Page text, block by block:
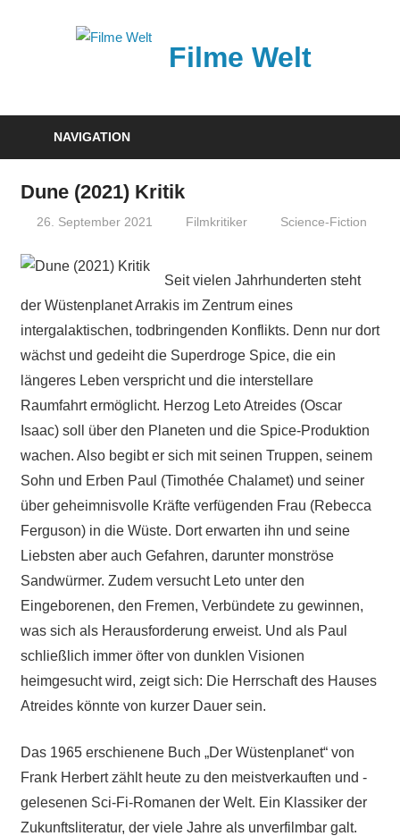
Filme Welt
aktuellen
Kinofilmen
NAVIGATION
Dune (2021) Kritik
26. September 2021 Filmkritiker Science-Fiction
Seit vielen Jahrhunderten steht
der Wüstenplanet Arrakis im Zentrum eines
intergalaktischen, todbringenden Konflikts. Denn nur dort
wächst und gedeiht die Superdroge Spice, die ein
längeres Leben verspricht und die interstellare
Raumfahrt ermöglicht. Herzog Leto Atreides (Oscar
Isaac) soll über den Planeten und die Spice-Produktion
wachen. Also begibt er sich mit seinen Truppen, seinem
Sohn und Erben Paul (Timothée Chalamet) und seiner
über geheimnisvolle Kräfte verfügenden Frau (Rebecca
Ferguson) in die Wüste. Dort erwarten ihn und seine
Liebsten aber auch Gefahren, darunter monströse
Sandwürmer. Zudem versucht Leto unter den
Eingeborenen, den Fremen, Verbündete zu gewinnen,
was sich als Herausforderung erweist. Und als Paul
schließlich immer öfter von dunklen Visionen
heimgesucht wird, zeigt sich: Die Herrschaft des Hauses
Atreides könnte von kurzer Dauer sein.
Das 1965 erschienene Buch „Der Wüstenplanet“ von
Frank Herbert zählt heute zu den meistverkauften und -
gelesenen Sci-Fi-Romanen der Welt. Ein Klassiker der
Zukunftsliteratur, der viele Jahre als unverfilmbar galt.